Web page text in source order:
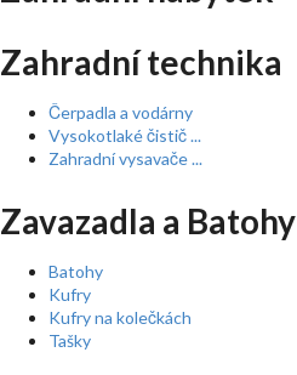
Zahradní technika
Čerpadla a vodárny
Vysokotlaké čistič ...
Zahradní vysavače ...
Zavazadla a Batohy
Batohy
Kufry
Kufry na kolečkách
Tašky